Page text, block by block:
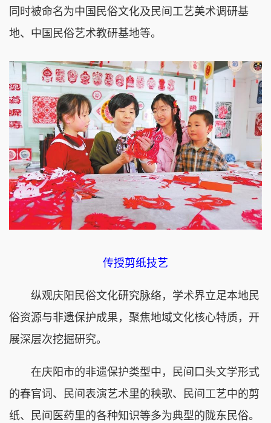
同时被命名为中国民俗文化及民间工艺美术调研基
地、中国民俗艺术教研基地等。
传授剪纸技艺
纵观庆阳民俗文化研究脉络，学术界立足本地民
俗资源与非遗保护成果，聚焦地域文化核心特质，开
展深层次挖掘研究。
在庆阳市的非遗保护类型中，民间口头文学形式
的春官词、民间表演艺术里的秧歌、民间工艺中的剪
纸、民间医药里的各种知识等多为典型的陇东民俗。